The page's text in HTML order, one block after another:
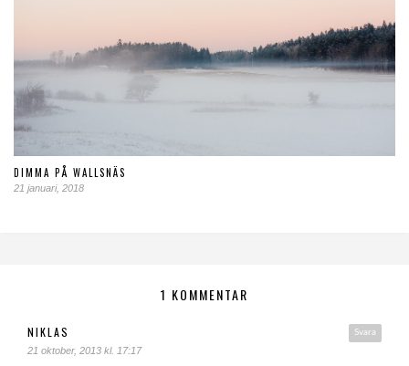
DIMMA PÅ WALLSNÄS
21 januari, 2018
1 KOMMENTAR
Svara
NIKLAS
21 oktober, 2013 kl. 17:17